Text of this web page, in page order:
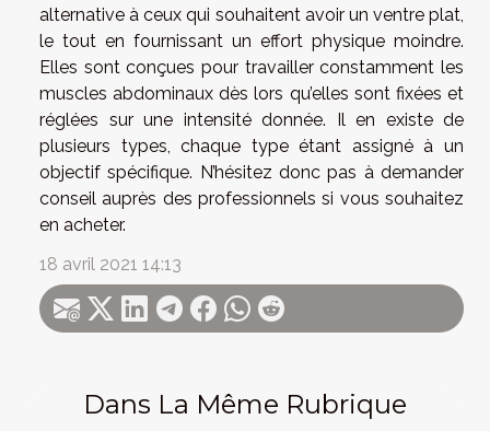
Dans La Même Rubrique
alternative à ceux qui souhaitent avoir un ventre plat,
le tout en fournissant un effort physique moindre.
Elles sont conçues pour travailler constamment les
muscles abdominaux dès lors qu’elles sont fixées et
réglées sur une intensité donnée. Il en existe de
plusieurs types, chaque type étant assigné à un
objectif spécifique. N’hésitez donc pas à demander
conseil auprès des professionnels si vous souhaitez
en acheter.
18 avril 2021 14:13